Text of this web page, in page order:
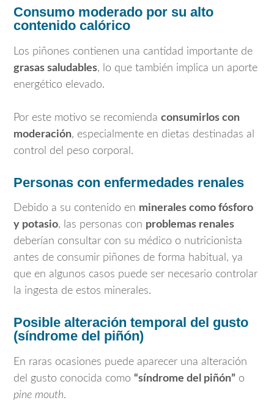
Consumo moderado por su alto
contenido calórico
Los piñones contienen una cantidad importante de
grasas saludables, lo que también implica un aporte
energético elevado.
Por este motivo se recomienda consumirlos con
moderación, especialmente en dietas destinadas al
control del peso corporal.
Personas con enfermedades renales
Debido a su contenido en minerales como fósforo
y potasio, las personas con problemas renales
deberían consultar con su médico o nutricionista
antes de consumir piñones de forma habitual, ya
que en algunos casos puede ser necesario controlar
la ingesta de estos minerales.
Posible alteración temporal del gusto
(síndrome del piñón)
En raras ocasiones puede aparecer una alteración
del gusto conocida como “síndrome del piñón” o
pine mouth.